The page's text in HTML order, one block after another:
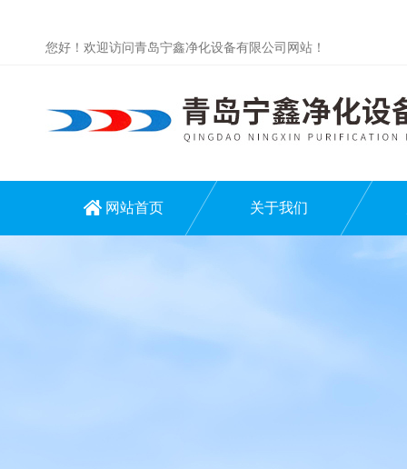
您好！欢迎访问青岛宁鑫净化设备有限公司网站！
网站首页 关于我们